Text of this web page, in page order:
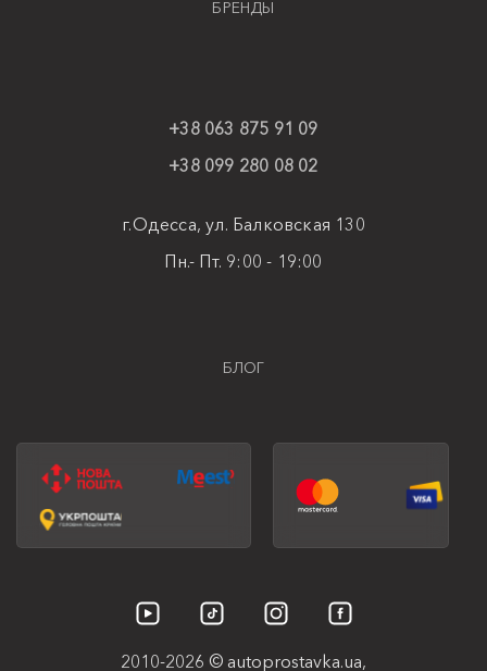
БРЕНДЫ
+38 063 875 91 09
+38 099 280 08 02
г.Одесса, ул. Балковская 130
Пн.- Пт. 9:00 - 19:00
БЛОГ
2010-2026 © autoprostavka.ua,